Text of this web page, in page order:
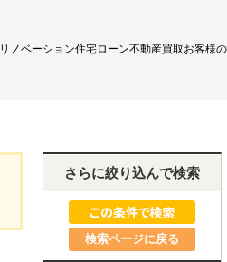
リノベーション住宅ローン不動産買取お客様
さらに絞り込んで検索
検索ページに戻る